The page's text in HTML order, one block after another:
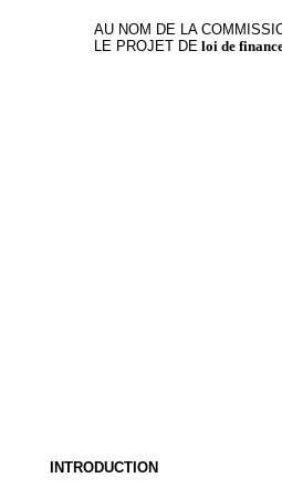
AU NOM DE LA
LE PROJET DE loi de
INTRODUCTION